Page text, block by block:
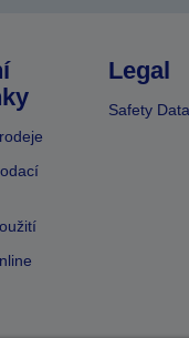
Legal
Safety